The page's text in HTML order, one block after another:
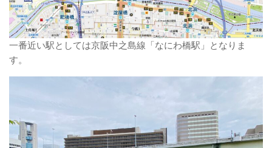
一番近い駅としては京阪中之島線「なにわ橋駅」となりま
す。